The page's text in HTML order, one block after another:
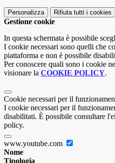
Personalizza Rifiuta tutti i cookies
Gestione cookie
In questa schermata è possibile
I cookie necessari sono quelli che
piattaforma e non è possibile
Per conoscere quali sono i cookie
visionare la COOKIE POLICY.
Cookie necessari per il
I cookie necessari per il
disabilitati. È possibile consultare
policy.
www.youtube.com
Nome
Tipologia